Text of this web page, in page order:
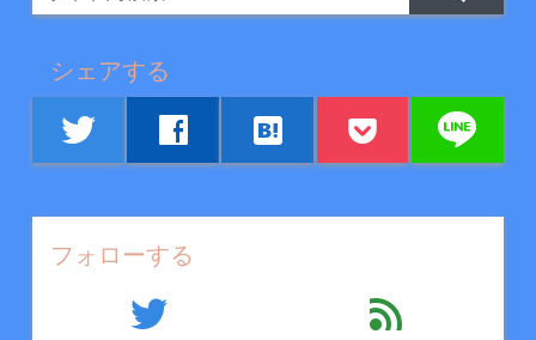
シェアする
twitter facebook hatenabookmark line
フォローする
twitter feed